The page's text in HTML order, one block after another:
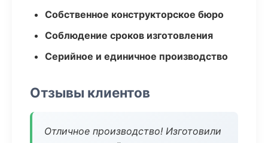
Собственное конструкторское бюро
Соблюдение сроков изготовления
Серийное и единичное производство
Отзывы клиентов
Отличное производство! Изготовили